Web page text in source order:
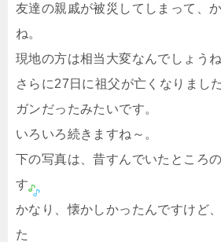
友達の親戚が被災してしまって、
ね。
現地の方は相当大変なんでしょうね
さらに27日に祖父が亡くなりました
ガンだったみたいです。
いろいろ続きますね～。
下の写真は、昔すんでいたところ
す
かなり、懐かしかったんですけど
た